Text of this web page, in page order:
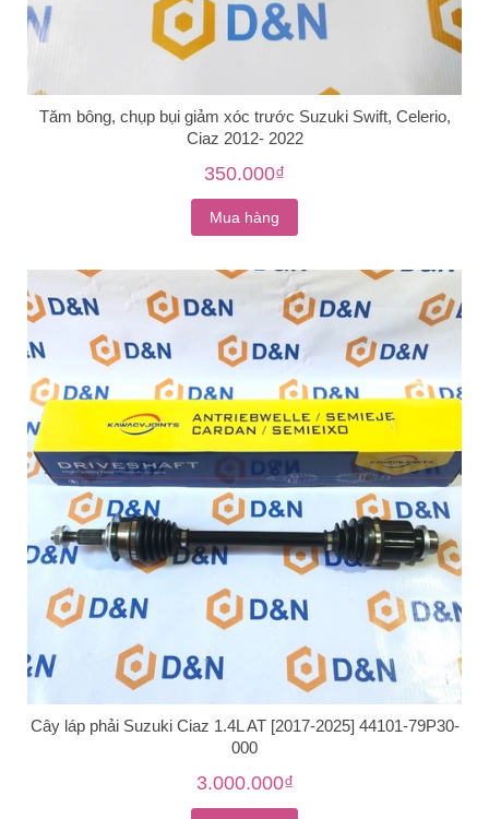
Tăm bông, chụp bụi giảm xóc trước Suzuki Swift, Celerio,
Ciaz 2012- 2022
350.000₫
Mua hàng
Cây láp phải Suzuki Ciaz 1.4L AT [2017-2025] 44101-79P30-
000
3.000.000₫